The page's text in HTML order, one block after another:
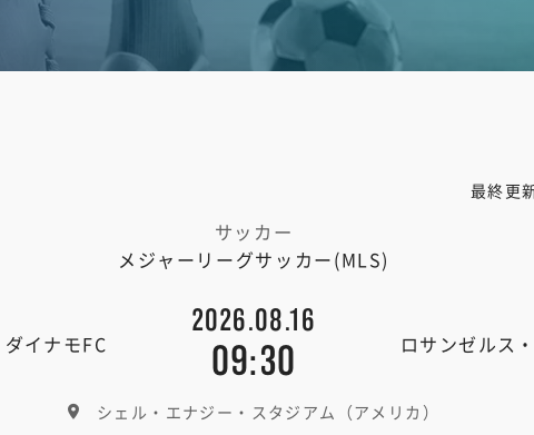
最終更
サッカー
メジャーリーグサッカー(MLS)
イナモFC
2026.08.16
09:30 ロサンゼルス
シェル・エナジー・スタジアム（アメリカ）